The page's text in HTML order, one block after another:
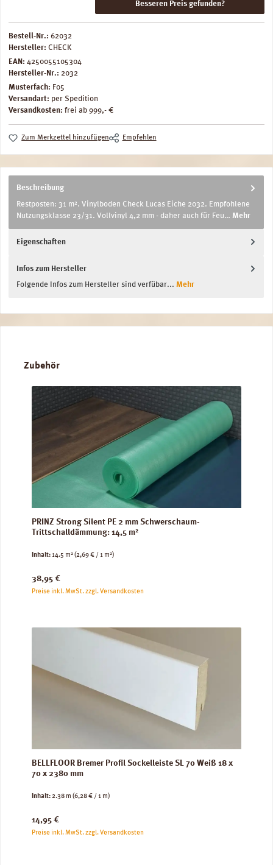
Besseren Preis gefunden?
Bestell-Nr.: 62032
Hersteller: CHECK
EAN: 4250055105304
Hersteller-Nr.: 2032
Musterfach: F05
Versandart: per Spedition
Versandkosten: frei ab 999,- €
Zum Merkzettel hinzufügen Empfehlen
Beschreibung
Restposten: 31 m². Vinylboden Check Lucas Eiche 2032. Empfohlene
Nutzungsklasse 23/31. Vollvinyl 4,2 mm - daher auch für Feu… Mehr
Eigenschaften
Infos zum Hersteller
Folgende Infos zum Hersteller sind verfübar... Mehr
Produktgalerie überspringen
Zubehör
PRINZ Strong Silent PE 2 mm Schwerschaum-
Trittschalldämmung: 14,5 m²
Inhalt:14.5 m²(2,69 € / 1 m²)
Regulärer Preis:
38,95 €
Preise inkl. MwSt. zzgl. Versandkosten
BELLFLOOR Bremer Profil Sockelleiste SL 70 Weiß 18 x
70 x 2380 mm
Inhalt:2.38 m (6,28 € / 1 m)
Regulärer Preis:
14,95 €
Preise inkl. MwSt. zzgl. Versandkosten